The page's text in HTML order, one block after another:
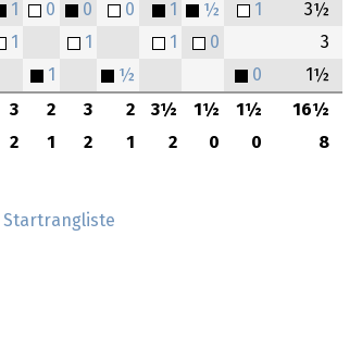
3 2 3 2 3½ 1½ 1½
16½
2 1 2 1 2 0 0 8
1 0 0 0 1 ½ 1
3½
1 1 1 0
3
1 ½ 0 1½
Startrangliste